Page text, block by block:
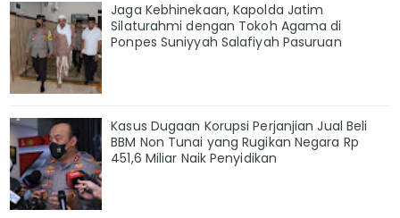
Jaga Kebhinekaan, Kapolda Jatim
Silaturahmi dengan Tokoh Agama di
Ponpes Suniyyah Salafiyah Pasuruan
Kasus Dugaan Korupsi Perjanjian Jual Beli
BBM Non Tunai yang Rugikan Negara Rp
451,6 Miliar Naik Penyidikan